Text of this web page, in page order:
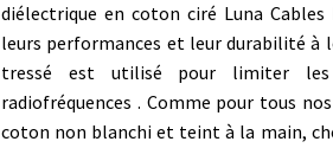
diélectrique en coton ciré Luna
leurs performances et leur durabilité à
tressé est utilisé pour limiter les
radiofréquences . Comme pour tous
coton non blanchi et teint à la main,